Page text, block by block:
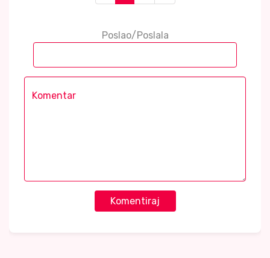
Poslao/Poslala
Komentiraj